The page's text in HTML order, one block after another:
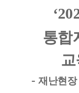
통합
- 재난현장